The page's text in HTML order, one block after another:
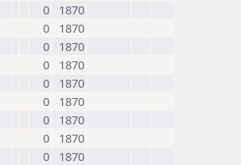
0
1870
0
1870
0
1870
0
1870
0
1870
0
1870
0
1870
0
1870
0 1870